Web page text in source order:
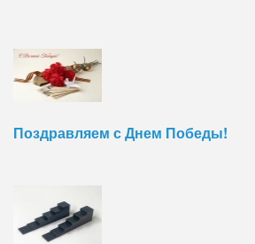
Поздравляем с Днем Победы!